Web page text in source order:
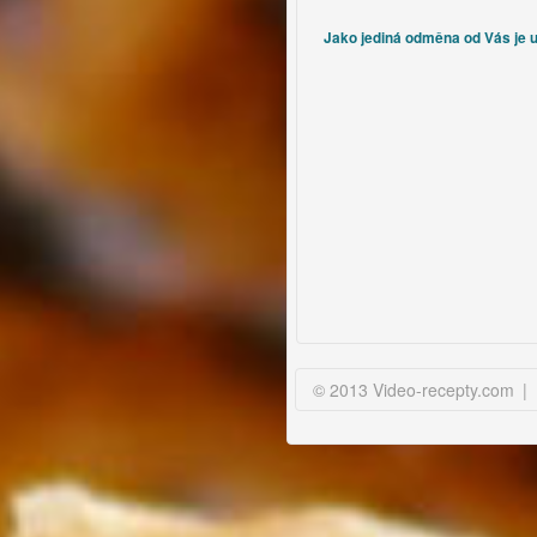
prodejce na vietnamských
Použijte osvědčenou
prachy.
|Tip 3: Z bylinek
mungo klíčků. Koriandr, perilla
a vietnamská bazalka jsou
Jako jediná odměna od Vás je
© 2013 Video-recepty.com |